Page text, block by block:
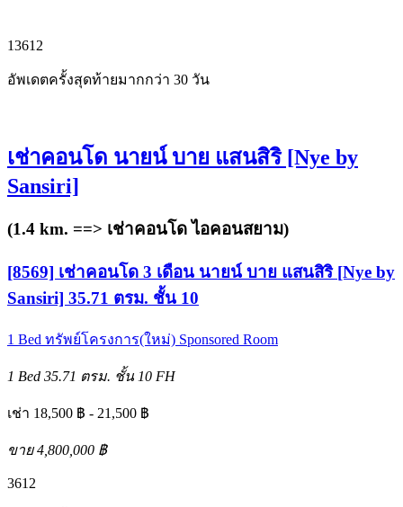
13612
อัพเดตครั้งสุดท้ายมากกว่า 30 วัน
เช่าคอนโด นายน์ บาย แสนสิริ [Nye by
Sansiri]
(1.4 km. ==> เช่าคอนโด ไอคอนสยาม)
[8569] เช่าคอนโด 3 เดือน นายน์ บาย แสนสิริ [Nye by
Sansiri] 35.71 ตรม. ชั้น 10
1 Bed ทรัพย์โครงการ(ใหม่) Sponsored Room
1 Bed 35.71 ตรม. ชั้น 10 FH
เช่า 18,500 ฿ - 21,500 ฿
ขาย 4,800,000 ฿
3612